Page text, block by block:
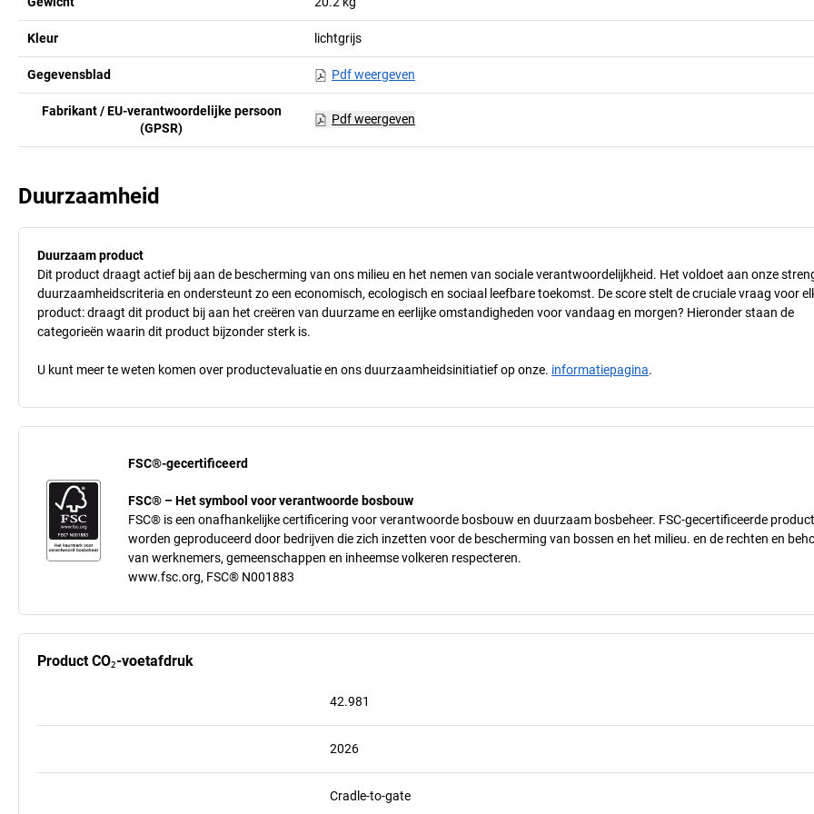
Kleur lichtgrijs
Gegevensblad Pdf weergeven
Fabrikant / EU-verantwoordelijke persoon
(GPSR)
Pdf weergeven
Duurzaamheid
Duurzaam product
Dit product draagt actief bij aan de bescherming van ons milieu en het nemen van sociale verantwoordelijkheid. Het voldoet aan onze
duurzaamheidscriteria en ondersteunt zo een economisch, ecologisch en sociaal leefbare toekomst. De score stelt de cruciale vraag voor
product: draagt dit product bij aan het creëren van duurzame en eerlijke omstandigheden voor vandaag en morgen? Hieronder staan de
categorieën waarin dit product bijzonder sterk is.
U kunt meer te weten komen over productevaluatie en ons duurzaamheidsinitiatief op onze. informatiepagina.
FSC®-gecertificeerd
FSC® – Het symbool voor verantwoorde bosbouw
FSC® is een onafhankelijke certificering voor verantwoorde bosbouw en duurzaam bosbeheer. FSC-gecertificeerde
worden geproduceerd door bedrijven die zich inzetten voor de bescherming van bossen en het milieu. en de rechten en
van werknemers, gemeenschappen en inheemse volkeren respecteren.
www.fsc.org, FSC® N001883
Product CO₂-voetafdruk
42.981
2026
Cradle-to-gate